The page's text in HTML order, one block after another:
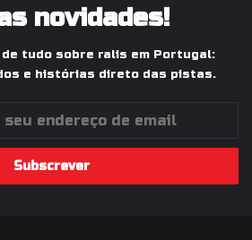
novidades!
tudo sobre ralis em Portugal:
e histórias direto das pistas.